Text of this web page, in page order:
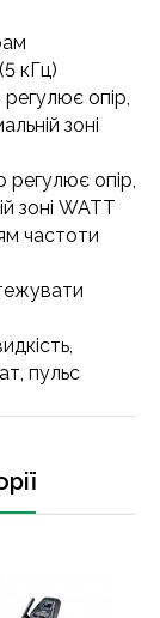
кГц)
опір,
зоні
опір,
зоні WATT
частоти
пульс